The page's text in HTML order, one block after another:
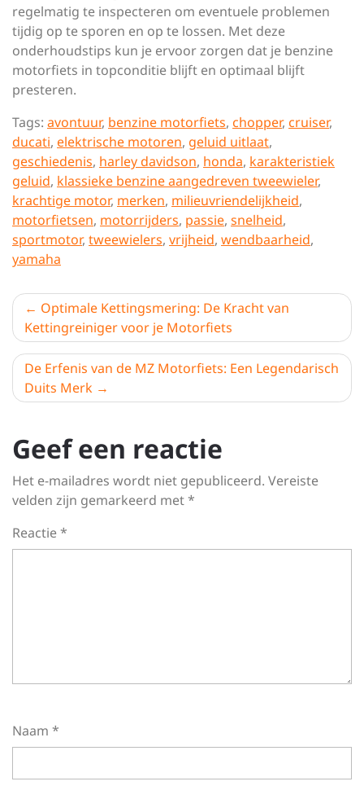
regelmatig te inspecteren om eventuele problemen
tijdig op te sporen en op te lossen. Met deze
onderhoudstips kun je ervoor zorgen dat je benzine
motorfiets in topconditie blijft en optimaal blijft
presteren.
Tags: avontuur, benzine motorfiets, chopper, cruiser,
ducati, elektrische motoren, geluid uitlaat,
geschiedenis, harley davidson, honda, karakteristiek
geluid, klassieke benzine aangedreven tweewieler,
krachtige motor, merken, milieuvriendelijkheid,
motorfietsen, motorrijders, passie, snelheid,
sportmotor, tweewielers, vrijheid, wendbaarheid,
yamaha
Berichtnavigatie
Optimale Kettingsmering: De Kracht van
Kettingreiniger voor je Motorfiets
De Erfenis van de MZ Motorfiets: Een Legendarisch
Duits Merk
Geef een reactie
Het e-mailadres wordt niet gepubliceerd. Vereiste
velden zijn gemarkeerd met*
Reactie*
Naam *